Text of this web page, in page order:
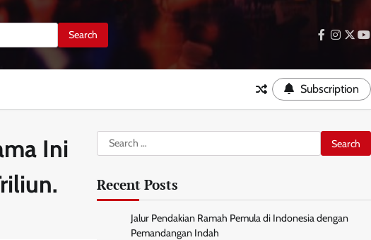
facebook
Subscription
Ini
Search
for:
Recent Posts
Jalur Pendakian Ramah Pemula di Indonesia dengan
Pemandangan Indah